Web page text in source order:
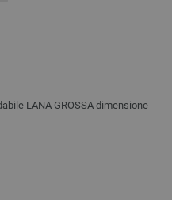
LANA GROSSA dimensione